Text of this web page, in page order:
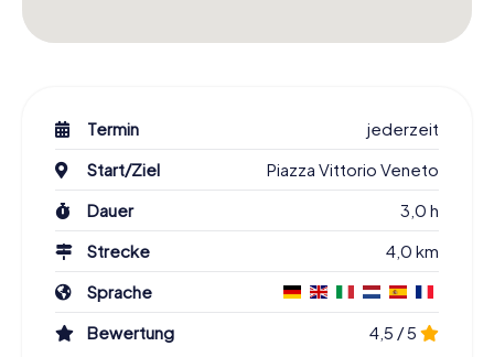
Termin
jederzeit
Start/Ziel
Piazza Vittorio Veneto
Dauer
3,0 h
Strecke
4,0 km
Sprache
Bewertung
4,5 / 5